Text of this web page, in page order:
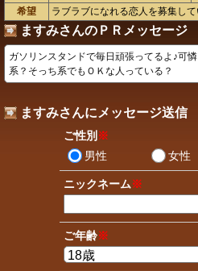
希望
ラブラブになれる恋人を募集して
ますみさんのＰＲメッセージ
ガソリンスタンドで毎日頑張ってるよ♪可
系？そっち系でもＯＫな人っている？
ますみさんにメッセージ送信